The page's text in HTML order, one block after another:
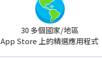
30 多個國家/地區
App Store 上的精選應用程式